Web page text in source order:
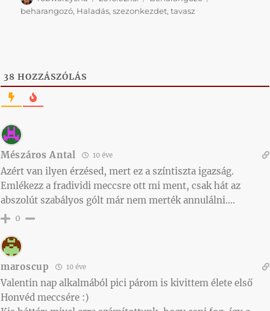
beharangozó, Haladás,szezonkezdet,tavasz
38 HOZZÁSZÓLÁS
Mészáros Antal 10 éve
Azért van ilyen érzésed, mert ez a színtiszta igazság.
Emlékezz a fradividi meccsre ott mi ment, csak hát az
abszolút szabályos gólt már nem merték annulálni….
0
maroscup 10 éve
Valentin nap alkalmából pici párom is kivittem élete első
Honvéd meccsére :)